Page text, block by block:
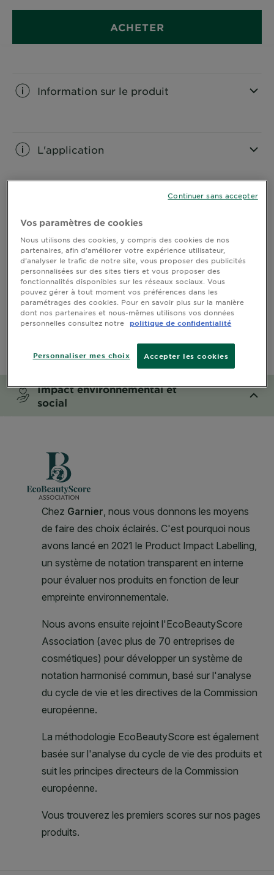
ACHETER
Information sur le produit
L'application
CLOSE SUBPANEL
CLOSE SUBPANEL
Tri et qualités
environnementales
CLOSE SUBPANEL
CLOSE SUBPANEL
Impact environnemental et
social
Vos paramètres de cookies
Nous utilisons des cookies, y compris des cookies de nos
partenaires, afin d’améliorer votre expérience utilisateur,
d’analyser le trafic de notre site, vous proposer des publicités
personnalisées sur des sites tiers et vous proposer des
fonctionnalités disponibles sur les réseaux sociaux. Vous
pouvez gérer à tout moment vos préférences dans les
paramétrages des cookies. Pour en savoir plus sur la manière
dont nos partenaires et nous-mêmes utilisons vos données
personnelles consultez notre
politique de confidentialité
Accepter les cookies
Personnaliser mes choix
Continuer sans accepter